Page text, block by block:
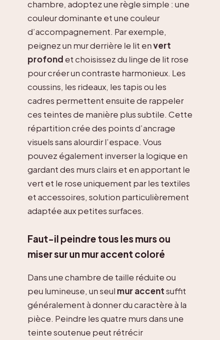
chambre, adoptez une règle simple : une
couleur dominante et une couleur
d’accompagnement. Par exemple,
peignez un mur derrière le lit envert
profond et choisissez du linge de lit rose
pour créer un contraste harmonieux. Les
coussins, les rideaux, les tapis ou les
cadres permettent ensuite de rappeler
ces teintes de manière plus subtile. Cette
répartition crée des points d’ancrage
visuels sans alourdir l’espace. Vous
pouvez également inverser la logique en
gardant des murs clairs et en apportant le
vert et le rose uniquement par les textiles
et accessoires, solution particulièrement
adaptée aux petites surfaces.
Faut-il peindre tous les murs ou
miser sur un mur accent coloré
Dans une chambre de taille réduite ou
peu lumineuse, un seul mur accentsuffit
généralement à donner du caractère à la
pièce. Peindre les quatre murs dans une
teinte soutenue peut rétrécir